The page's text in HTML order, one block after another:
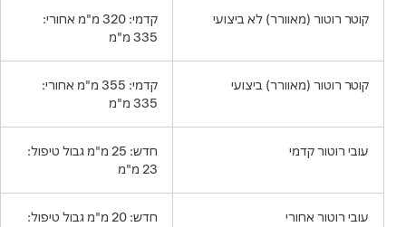
קוטר רוטור (מאוורר) לא ביצועי
קדמי: 320 מ"מ אחורי:
335 מ"מ
קוטר רוטור (מאוורר) ביצועי
קדמי: 355 מ"מ אחורי:
335 מ"מ
עובי רוטור קדמי
חדש: 25 מ"מ גבול טיפול:
עובי רוטור אחורי
חדש: 20 מ"מ גבול טיפול: